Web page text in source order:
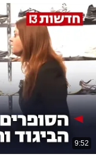
9:52